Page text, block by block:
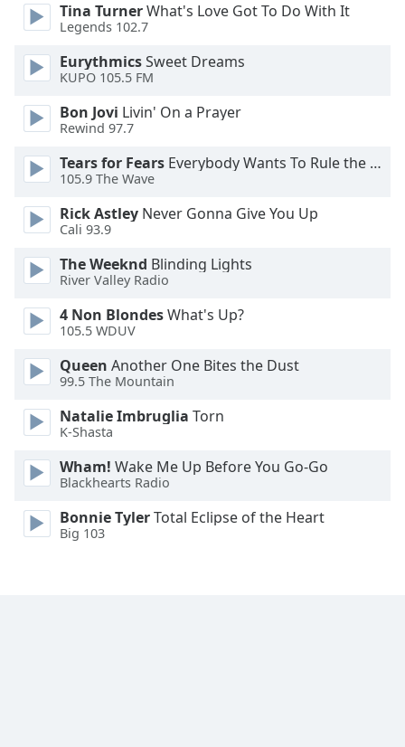
Caption
Area
Background
Style
Font
Family
Reset
Done
Close
Dialog
Tina TurnerWhat's Love Got To Do With It
Legends 102.7
EurythmicsSweet Dreams
KUPO 105.5 FM
Bon Jovi Livin' On a Prayer
Rewind 97.7
Tears for Fears Everybody Wants To Rule the World
105.9 The Wave
Rick Astley Never Gonna Give You Up
Cali 93.9
The Weeknd Blinding Lights
River Valley Radio
4 Non BlondesWhat's Up?
105.5 WDUV
Queen Another One Bites the Dust
99.5 The Mountain
Natalie Imbruglia Torn
K-Shasta
Wham! Wake Me Up Before You Go-Go
Blackhearts Radio
Bonnie TylerTotal Eclipse of the Heart
Big 103